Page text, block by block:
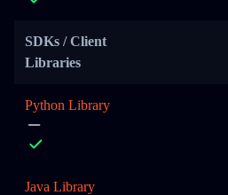
SDKs / Client
Libraries
Python Library
Java Library